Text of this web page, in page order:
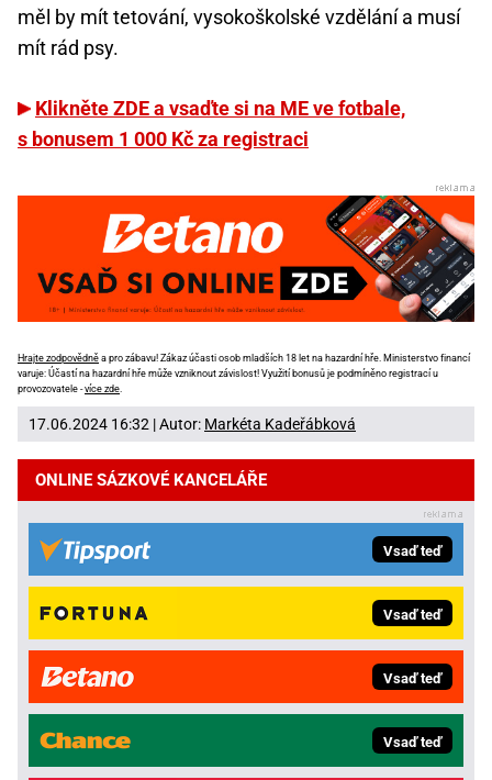
měl by mít tetování, vysokoškolské vzdělání a musí
mít rád psy.
Klikněte ZDE a vsaďte si na ME ve fotbale,
s bonusem 1 000 Kč za registraci
Hrajte zodpovědně a pro zábavu! Zákaz účasti osob mladších 18 let na hazardní hře. Ministerstvo financí
varuje: Účastí na hazardní hře může vzniknout závislost! Využití bonusů je podmíněno registrací u
provozovatele -více zde
17.06.2024 16:32 | Autor: Markéta Kadeřábková
ONLINE SÁZKOVÉ KANCELÁŘE
Vsaď teď
Vsaď teď
Vsaď teď
Vsaď teď